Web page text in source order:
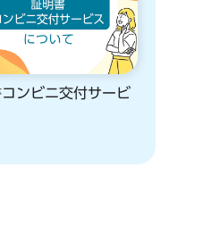
ンビニ交付サービ